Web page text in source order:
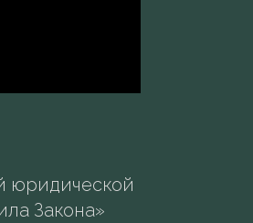
юридической
Закона»